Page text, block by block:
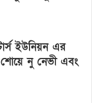
ইউনিয়ন এর
শোয়ে নু নেভী এবং